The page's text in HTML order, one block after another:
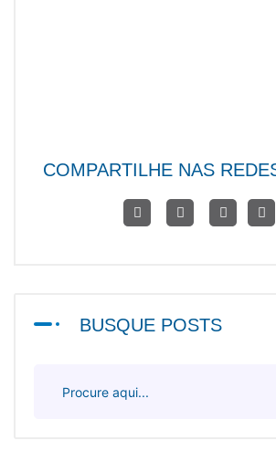
COMPARTILHE NAS
BUSQUE POSTS